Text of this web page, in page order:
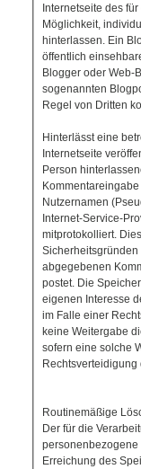
Internetseite des
Möglichkeit,
hinterlassen. Ein
öffentlich
Blogger oder Web-
sogenannten
Regel von Dritten
Hinterlässt eine
Internetseite
Person
Nutzernamen
Internet-Service-
mitprotokolliert.
abgegebenen
postet. Die
eigenen Interesse
im Falle einer
keine Weitergabe
sofern eine solche
Rechtsverteidigung
Routinemäßige
Der für die
personenbezogene
Erreichung des